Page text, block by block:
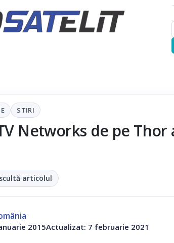
STIRI
Networks de pe
articolul
2015Actualizat: 7 februarie 2021